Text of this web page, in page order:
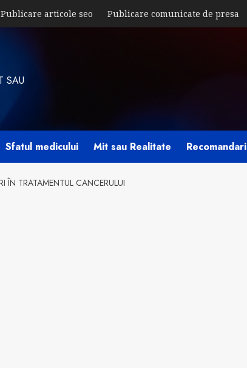
Publicare articole seo Publicare comunicate de presa
SAU
Sfatul medicului Mit sau Realitate Recomandari
ÎN TRATAMENTUL CANCERULUI